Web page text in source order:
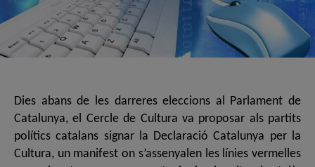
Dies abans de les darreres eleccions al Parlament de
Catalunya, el Cercle de Cultura va proposar als partits
polítics catalans signar la Declaració Catalunya per la
Cultura, un manifest on s’assenyalen les línies vermelles